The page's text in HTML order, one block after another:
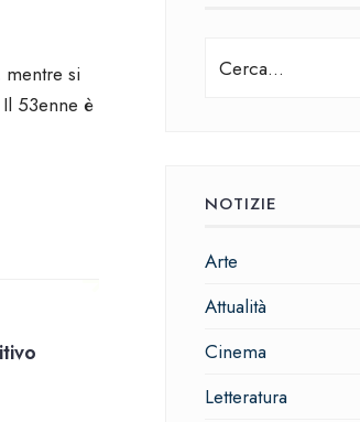
mentre si
53enne è
NOTIZIE
Arte
Attualità
Cinema
Letteratura